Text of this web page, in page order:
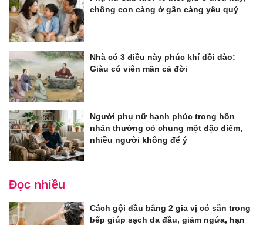
chồng con càng ở gần càng yêu quý
Nhà có 3 điều này phúc khí dồi dào:
Giàu có viên mãn cả đời
Người phụ nữ hạnh phúc trong hôn
nhân thường có chung một đặc điểm,
nhiều người không để ý
Đọc nhiều
Cách gội đầu bằng 2 gia vị có sẵn trong
bếp giúp sạch da đầu, giảm ngứa, hạn